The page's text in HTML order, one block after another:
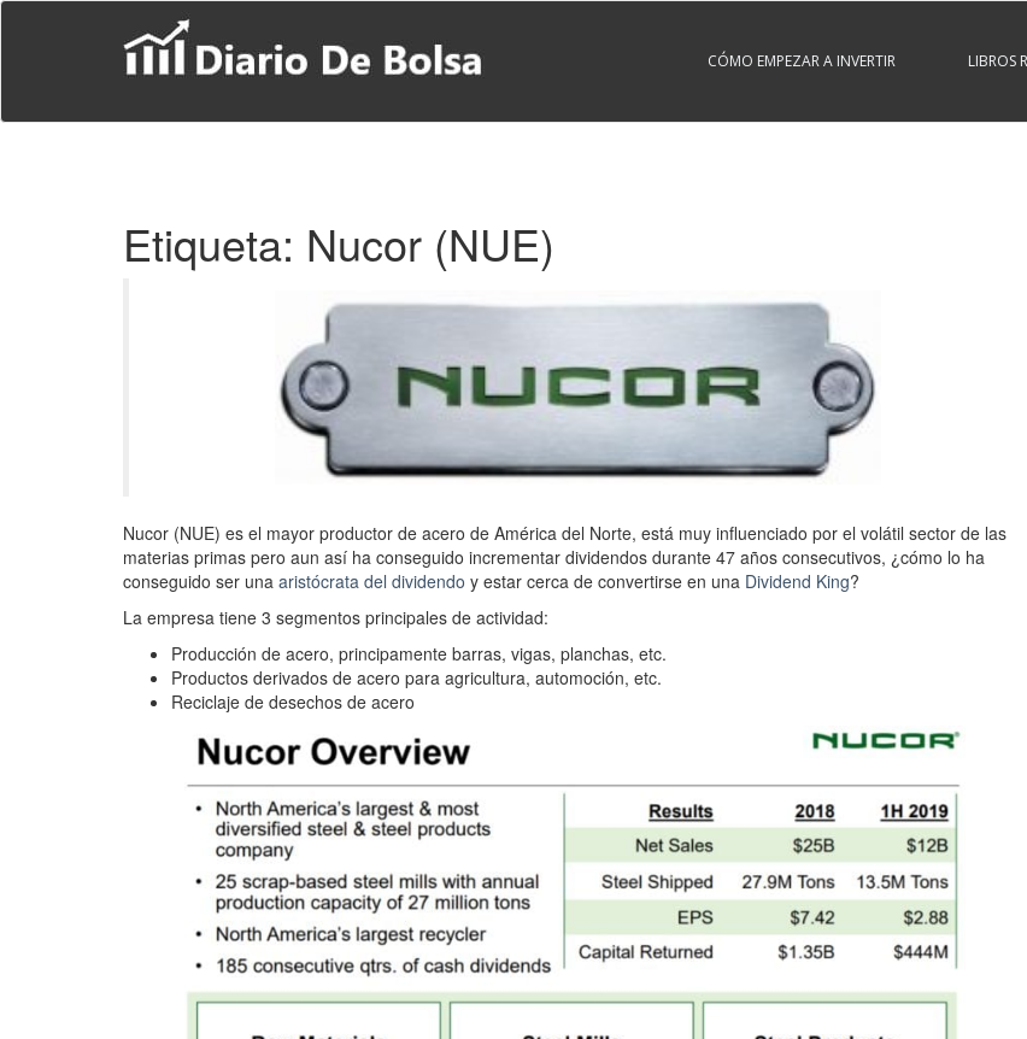
S
CÓMO EMPEZAR A INVERTIR LIBROS
Etiqueta: Nucor (NUE)
Nucor (NUE) es el mayor productor de acero de América del Norte, está muy influenciado por el volátil sector de las
materias primas pero aun así ha conseguido incrementar dividendos durante 47 años consecutivos, ¿cómo lo ha
conseguido ser una aristócrata del dividendo y estar cerca de convertirse en una Dividend King?
La empresa tiene 3 segmentos principales de actividad:
Producción de acero, principamente barras, vigas, planchas, etc.
Productos derivados de acero para agricultura, automoción, etc.
Reciclaje de desechos de acero